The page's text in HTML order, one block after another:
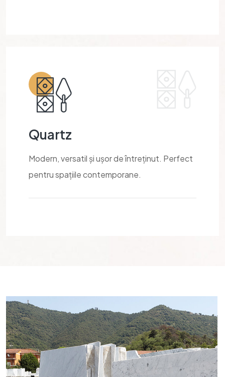
Quartz
Modern, versatil și ușor de întreținut. Perfect
pentru spațiile contemporane.